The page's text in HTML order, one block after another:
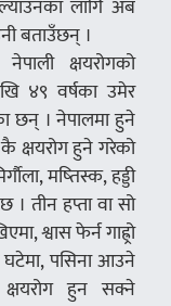
लागि अब
बताउँछन् ।
क्षयरोगको
४९ वर्षका उमेर
छन् । नेपालमा हुने
क्षयरोग हुने गरेको
मष्तिस्क, हड्डी
। तीन हप्ता वा सो
श्वास फेर्न गाह्र्रो
घटेमा, पसिना आउने
हुन सक्ने